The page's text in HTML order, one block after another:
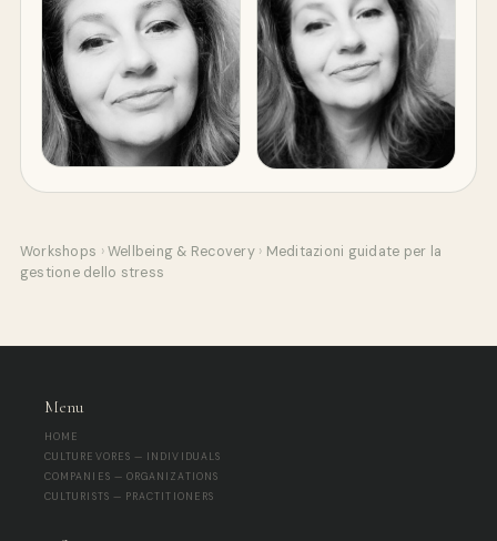
Workshops › Wellbeing & Recovery › Meditazioni guidate per la
gestione dello stress
Menu
HOME
CULTUREVORES — INDIVIDUALS
COMPANIES — ORGANIZATIONS
CULTURISTS — PRACTITIONERS